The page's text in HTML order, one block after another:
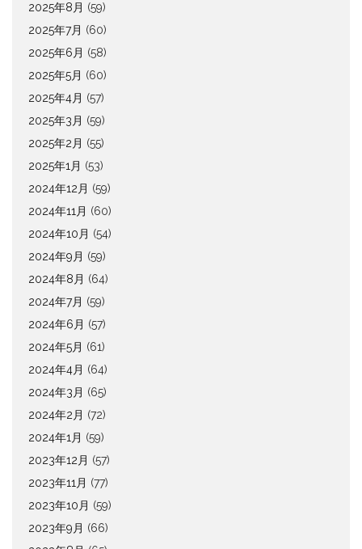
2025年8月 (59)
2025年7月 (60)
2025年6月 (58)
2025年5月 (60)
2025年4月 (57)
2025年3月 (59)
2025年2月 (55)
2025年1月 (53)
2024年12月 (59)
2024年11月 (60)
2024年10月 (54)
2024年9月 (59)
2024年8月 (64)
2024年7月 (59)
2024年6月 (57)
2024年5月 (61)
2024年4月 (64)
2024年3月 (65)
2024年2月 (72)
2024年1月 (59)
2023年12月 (57)
2023年11月 (77)
2023年10月 (59)
2023年9月 (66)